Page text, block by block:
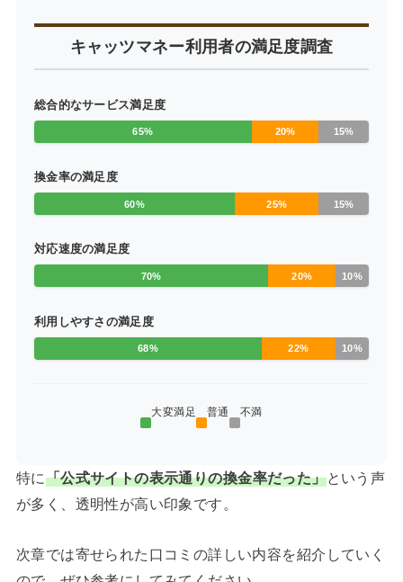
キャッツマネー利用者の満足度調査
総合的なサービス満足度
65% 20% 15%
換金率の満足度
60% 25% 15%
対応速度の満足度
70% 20% 10%
利用しやすさの満足度
68% 22% 10%
大変満足 普通 不満
特に「公式サイトの表示通りの換金率だった」という声
が多く、透明性が高い印象です。
次章では寄せられた口コミの詳しい内容を紹介していく